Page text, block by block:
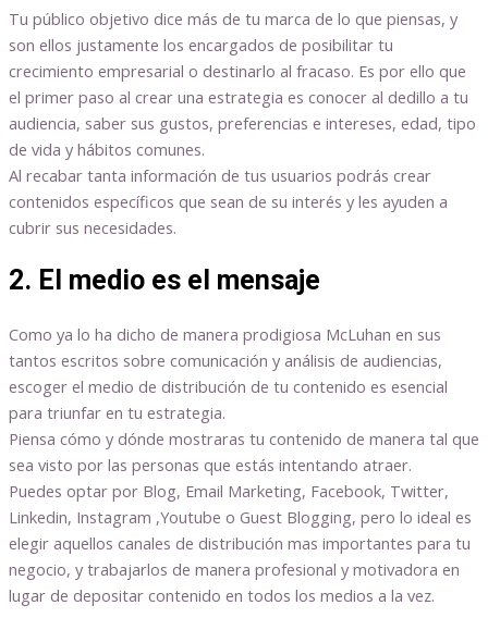
Tu público objetivo dice más de tu marca de lo que piensas, y
son ellos justamente los encargados de posibilitar tu
crecimiento empresarial o destinarlo al fracaso. Es por ello que
el primer paso al crear una estrategia es conocer al dedillo a tu
audiencia, saber sus gustos, preferencias e intereses, edad, tipo
de vida y hábitos comunes.
Al recabar tanta información de tus usuarios podrás crear
contenidos específicos que sean de su interés y les ayuden a
cubrir sus necesidades.
2. El medio es el mensaje
Como ya lo ha dicho de manera prodigiosa McLuhan en sus
tantos escritos sobre comunicación y análisis de audiencias,
escoger el medio de distribución de tu contenido es esencial
para triunfar en tu estrategia.
Piensa cómo y dónde mostraras tu contenido de manera tal que
sea visto por las personas que estás intentando atraer.
Puedes optar por Blog, Email Marketing, Facebook, Twitter,
Linkedin, Instagram ,Youtube o Guest Blogging, pero lo ideal es
elegir aquellos canales de distribución mas importantes para tu
negocio, y trabajarlos de manera profesional y motivadora en
lugar de depositar contenido en todos los medios a la vez.